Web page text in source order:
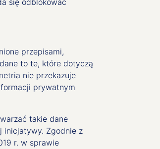
się odblokować
przepisami,
to te, które dotyczą
nie przekazuje
prywatnym
takie dane
inicjatywy. Zgodnie z
r. w sprawie